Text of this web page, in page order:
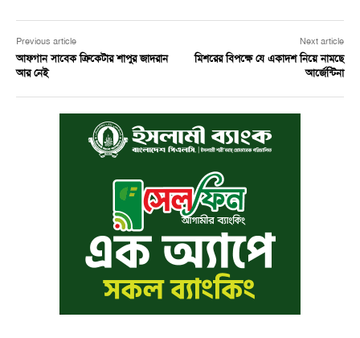
Previous article
আফগান সাবেক ক্রিকেটার শাপুর জাদরান
আর নেই
Next article
মিশরের বিপক্ষে যে একাদশ নিয়ে নামছে
আর্জেন্টিনা